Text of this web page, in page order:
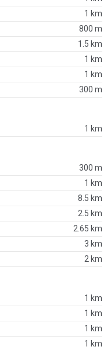
1 km
800 m
1.5 km
1 km
1 km
300 m
1 km
300 m
1 km
8.5 km
2.5 km
2.65 km
3 km
2 km
1 km
1 km
1 km
1 km